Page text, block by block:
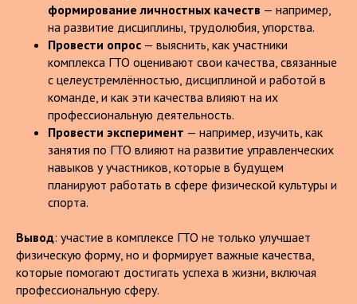
формирование личностных качеств — например,
на развитие дисциплины, трудолюбия, упорства.
Провести опрос — выяснить, как участники
комплекса ГТО оценивают свои качества, связанные
с целеустремлённостью, дисциплиной и работой в
команде, и как эти качества влияют на их
профессиональную деятельность.
Провести эксперимент — например, изучить, как
занятия по ГТО влияют на развитие управленческих
навыков у участников, которые в будущем
планируют работать в сфере физической культуры и
спорта.
Вывод: участие в комплексе ГТО не только улучшает
физическую форму, но и формирует важные качества,
которые помогают достигать успеха в жизни, включая
профессиональную сферу.